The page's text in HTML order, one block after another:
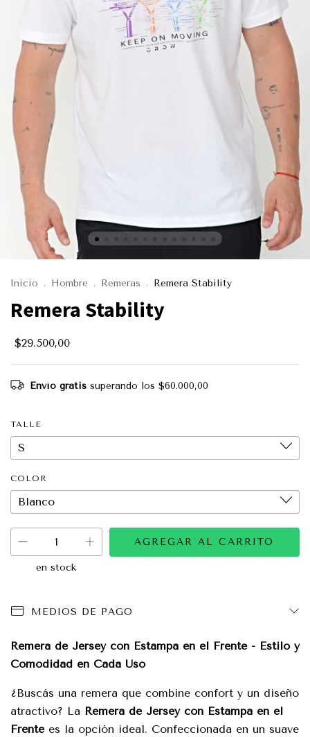
Inicio . Hombre . Remeras . Remera Stability
Remera Stability
$29.500,00
Envío gratis superando los $60.000,00
TALLE
COLOR
en stock
MEDIOS DE PAGO
Remera de Jersey con Estampa en el Frente - Estilo y
Comodidad en Cada Uso
¿Buscás una remera que combine confort y un diseño
atractivo? La Remera de Jersey con Estampa en el
Frentees la opción ideal. Confeccionada en un suave